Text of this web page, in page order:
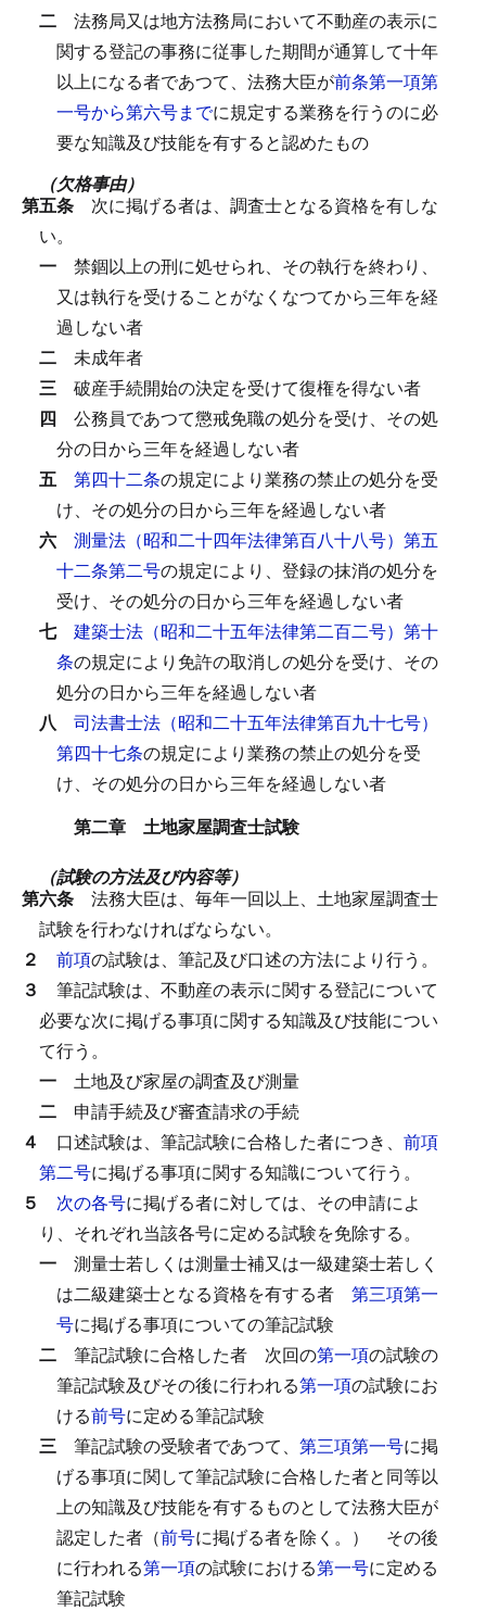
二 法務局又は地方法務局において不動産の表示に
関する登記の事務に従事した期間が通算して十年
以上になる者であつて、法務大臣が前条第一項第
一号から第六号までに規定する業務を行うのに必
要な知識及び技能を有すると認めたもの
（欠格事由）
第五条 次に掲げる者は、調査士となる資格を有しな
い。
一 禁錮以上の刑に処せられ、その執行を終わり、
又は執行を受けることがなくなつてから三年を経
過しない者
二 未成年者
三 破産手続開始の決定を受けて復権を得ない者
四 公務員であつて懲戒免職の処分を受け、その処
分の日から三年を経過しない者
五 第四十二条の規定により業務の禁止の処分を受
け、その処分の日から三年を経過しない者
六 測量法（昭和二十四年法律第百八十八号）第五
十二条第二号の規定により、登録の抹消の処分を
受け、その処分の日から三年を経過しない者
七 建築士法（昭和二十五年法律第二百二号）第十
条の規定により免許の取消しの処分を受け、その
処分の日から三年を経過しない者
八 司法書士法（昭和二十五年法律第百九十七号）
第四十七条の規定により業務の禁止の処分を受
け、その処分の日から三年を経過しない者
第二章 土地家屋調査士試験
（試験の方法及び内容等）
第六条 法務大臣は、毎年一回以上、土地家屋調査士
試験を行わなければならない。
２ 前項の試験は、筆記及び口述の方法により行う。
３ 筆記試験は、不動産の表示に関する登記について
必要な次に掲げる事項に関する知識及び技能につい
て行う。
一 土地及び家屋の調査及び測量
二 申請手続及び審査請求の手続
４ 口述試験は、筆記試験に合格した者につき、 前項
第二号に掲げる事項に関する知識について行う。
５ 次の各号に掲げる者に対しては、その申請によ
り、それぞれ当該各号に定める試験を免除する。
一 測量士若しくは測量士補又は一級建築士若しく
は二級建築士となる資格を有する者
第三項第一
号に掲げる事項についての筆記試験
二 筆記試験に合格した者 次回の第一項の試験の
筆記試験及びその後に行われる第一項の試験にお
ける前号に定める筆記試験
三 筆記試験の受験者であつて、 第三項第一号に掲
げる事項に関して筆記試験に合格した者と同等以
上の知識及び技能を有するものとして法務大臣が
認定した者（前号に掲げる者を除く。）
その後
に行われる第一項の試験における第一号に定める
筆記試験